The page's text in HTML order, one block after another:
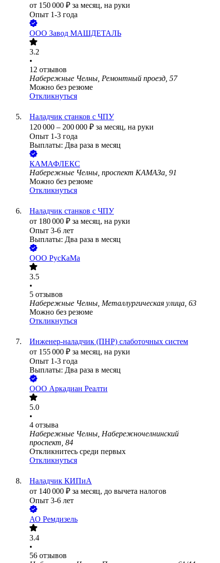
от 150 000 ₽ за месяц, на руки
Опыт 1-3 года
ООО Завод МАШДЕТАЛЬ
3.2
•
12 отзывов
Набережные Челны, Ремонтный проезд, 57
Можно без резюме
Откликнуться
Наладчик станков с ЧПУ
120 000 – 200 000 ₽ за месяц, на руки
Опыт 1-3 года
Выплаты: Два раза в месяц
КАМАФЛЕКС
Набережные Челны, проспект КАМАЗа, 91
Можно без резюме
Откликнуться
Наладчик станков с ЧПУ
от 180 000 ₽ за месяц, на руки
Опыт 3-6 лет
Выплаты: Два раза в месяц
ООО РусКаМа
3.5
•
5 отзывов
Набережные Челны, Металлургическая улица, 63
Можно без резюме
Откликнуться
Инженер-наладчик (ПНР) слаботочных систем
от 155 000 ₽ за месяц, на руки
Опыт 1-3 года
Выплаты: Два раза в месяц
ООО Аркадиан Реалти
5.0
•
4 отзыва
Набережные Челны, Набережночелнинский
проспект, 84
Откликнитесь среди первых
Откликнуться
Наладчик КИПиА
от 140 000 ₽ за месяц, до вычета налогов
Опыт 3-6 лет
АО Ремдизель
3.4
•
56 отзывов